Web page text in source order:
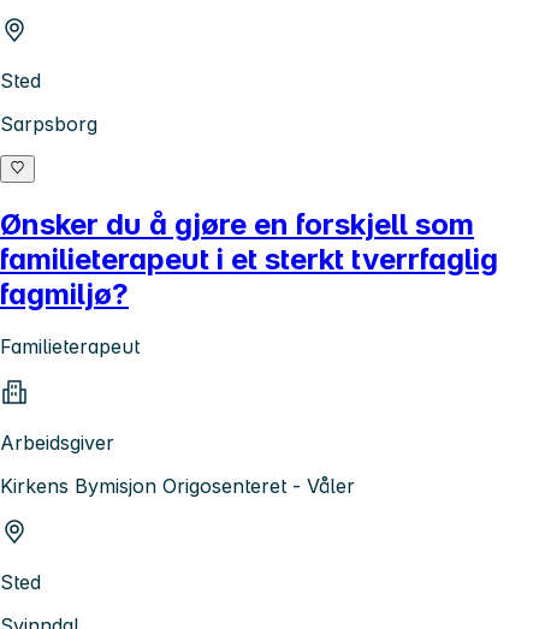
Sted
Sarpsborg
Ønsker du å gjøre en forskjell som
familieterapeut i et sterkt tverrfaglig
fagmiljø?
Familieterapeut
Arbeidsgiver
Kirkens Bymisjon Origosenteret - Våler
Sted